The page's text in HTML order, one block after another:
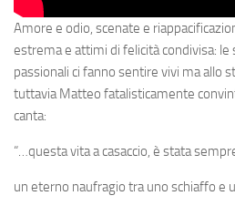
Amore e odio, scenate e
estrema e attimi di felicità condivisa: le
passionali ci fanno sentire vivi ma allo
tuttavia Matteo fatalisticamente
canta:
“…questa vita a casaccio, è stata
un eterno naufragio tra uno schiaffo e